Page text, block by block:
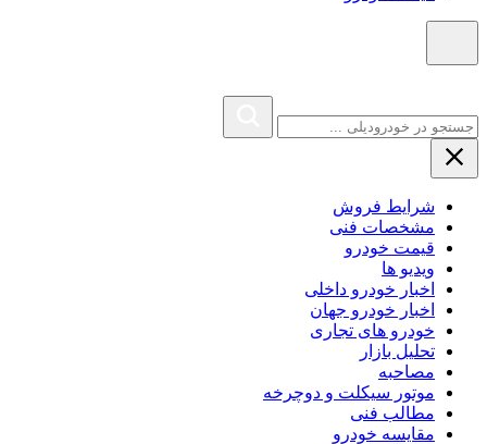
شرایط فروش
مشخصات فنی
قیمت خودرو
ویدیو ها
اخبار خودرو داخلی
اخبار خودرو جهان
خودرو های تجاری
تحلیل بازار
مصاحبه
موتور سیکلت و دوچرخه
مطالب فنی
مقایسه خودرو